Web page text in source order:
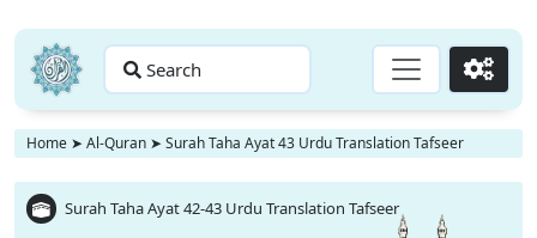
Search Go
Home ➤ Al-Quran ➤ Surah Taha Ayat 43 Urdu Translation Tafseer
Surah Taha Ayat 42-43 Urdu Translation Tafseer